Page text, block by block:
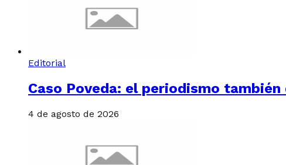
Editorial
Caso Poveda: el periodismo
4 de agosto de 2026